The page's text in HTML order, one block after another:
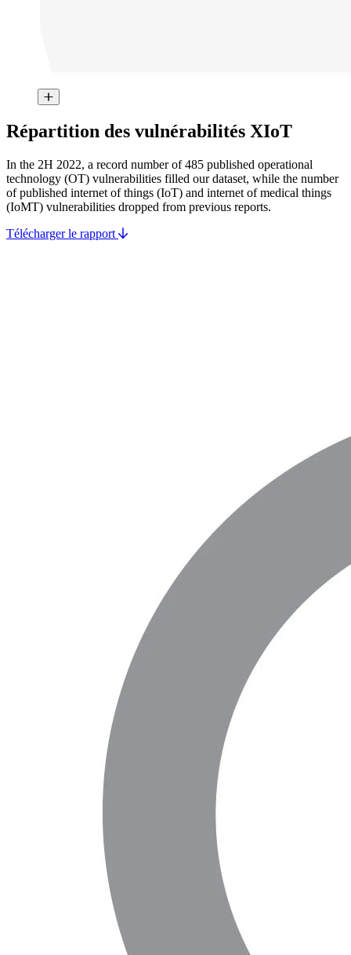
Répartition des vulnérabilités XIoT
In the 2H 2022, a record number of 485 published operational
technology (OT) vulnerabilities filled our dataset, while the number
of published internet of things (IoT) and internet of medical things
(IoMT) vulnerabilities dropped from previous reports.
Télécharger le rapport